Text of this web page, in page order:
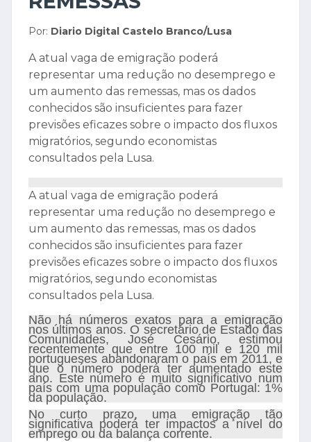
Por: Diario Digital Castelo Branco/Lusa
A atual vaga de emigração poderá
representar uma redução no desemprego e
um aumento das remessas, mas os dados
conhecidos são insuficientes para fazer
previsões eficazes sobre o impacto dos fluxos
migratórios, segundo economistas
consultados pela Lusa.
A atual vaga de emigração poderá
representar uma redução no desemprego e
um aumento das remessas, mas os dados
conhecidos são insuficientes para fazer
previsões eficazes sobre o impacto dos fluxos
migratórios, segundo economistas
consultados pela Lusa.
Não há números exatos para a emigração
nos últimos anos. O secretário de Estado das
Comunidades, José Cesário, estimou
recentemente que entre 100 mil e 120 mil
portugueses abandonaram o país em 2011, e
que o número poderá ter aumentado este
ano. Este número é muito significativo num
país com uma população como Portugal: 1%
da população.
No curto prazo, uma emigração tão
significativa poderá ter impactos a nível do
emprego ou da balança corrente.